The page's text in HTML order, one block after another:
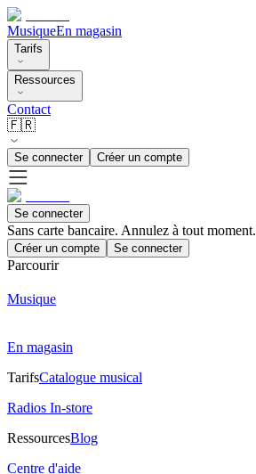
MusiqueEn magasin
Tarifs
Ressources
Contact
🇫🇷
Se connecter Créer un compte
Se connecter
Sans carte bancaire. Annulez à tout moment.
Créer un compte Se connecter
Parcourir
Musique
En magasin
TarifsCatalogue musical
Radios In-store
RessourcesBlog
Centre d'aide